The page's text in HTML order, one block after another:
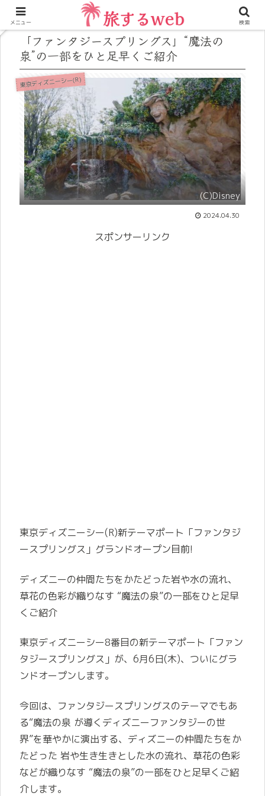
「ファンタジースプリングス」“魔法の
泉”の一部をひと足早くご紹介
東京ディズニーシー(R)
(C)Disney
2024.04.30
スポンサーリンク
東京ディズニーシー(R)新テーマポート「ファンタジ
ースプリングス」グランドオープン目前!
ディズニーの仲間たちをかたどった岩や水の流れ、
草花の色彩が織りなす “魔法の泉”の一部をひと足早
くご紹介
東京ディズニーシー8番目の新テーマポート「ファン
タジースプリングス」が、6月6日(木)、ついにグラ
ンドオープンします。
今回は、ファンタジースプリングスのテーマでもあ
る“魔法の泉 が導くディズニーファンタジーの世
界”を華やかに演出する、ディズニーの仲間たちをか
たどった 岩や生き生きとした水の流れ、草花の色彩
などが織りなす “魔法の泉”の一部をひと足早くご紹
介します。
メニュー 検索